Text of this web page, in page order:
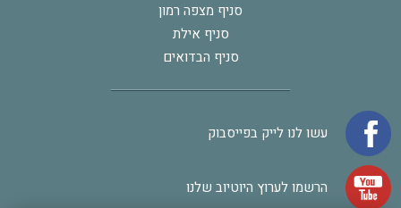
סניף מצפה רמון
סניף אילת
סניף הבדואים
עשו לנו לייק בפייסבוק
הרשמו לערוץ היוטיוב שלנו